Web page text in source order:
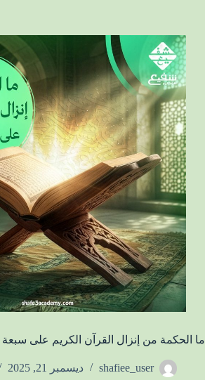
ما الحكمة من إنزال القرآن الكريم على
shafiee_user ديسمبر 21, 2025